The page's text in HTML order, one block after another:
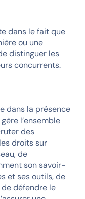
dans le fait que
ou une
distinguer les
concurrents.
dans la présence
l’ensemble
des
droits sur
de
son savoir-
et ses outils, de
défendre le